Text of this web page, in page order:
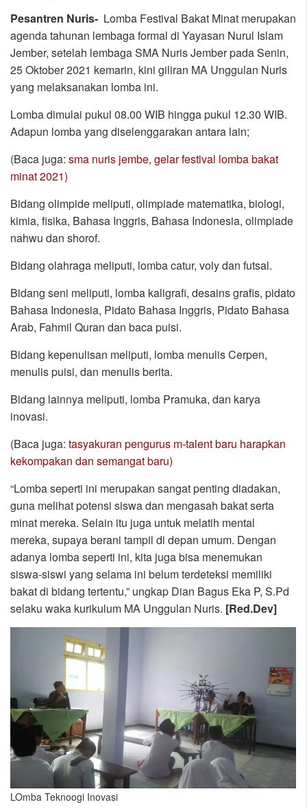
Pesantren Nuris- Lomba Festival Bakat Minat merupakan
agenda tahunan lembaga formal di Yayasan Nurul Islam
Jember, setelah lembaga SMA Nuris Jember pada Senin,
25 Oktober 2021 kemarin, kini giliran MA Unggulan Nuris
yang melaksanakan lomba ini.
Lomba dimulai pukul 08.00 WIB hingga pukul 12.30 WIB.
Adapun lomba yang diselenggarakan antara lain;
(Baca juga: sma nuris jembe, gelar festival lomba bakat
minat 2021)
Bidang olimpide meliputi, olimpiade matematika, biologi,
kimia, fisika, Bahasa Inggris, Bahasa Indonesia, olimpiade
nahwu dan shorof.
Bidang olahraga meliputi, lomba catur, voly dan futsal.
Bidang seni meliputi, lomba kaligrafi, desains grafis, pidato
Bahasa Indonesia, Pidato Bahasa Inggris, Pidato Bahasa
Arab, Fahmil Quran dan baca puisi.
Bidang kepenulisan meliputi, lomba menulis Cerpen,
menulis puisi, dan menulis berita.
Bidang lainnya meliputi, lomba Pramuka, dan karya
inovasi.
(Baca juga: tasyakuran pengurus m-talent baru harapkan
kekompakan dan semangat baru)
“Lomba seperti ini merupakan sangat penting diadakan,
guna melihat potensi siswa dan mengasah bakat serta
minat mereka. Selain itu juga untuk melatih mental
mereka, supaya berani tampil di depan umum. Dengan
adanya lomba seperti ini, kita juga bisa menemukan
siswa-siswi yang selama ini belum terdeteksi memiliki
bakat di bidang tertentu,” ungkap Dian Bagus Eka P, S.Pd
selaku waka kurikulum MA Unggulan Nuris. [Red.Dev]
LOmba Teknoogi Inovasi